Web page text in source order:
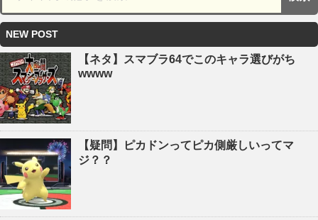
NEW POST
【ネタ】スマブラ64でこのキャラ選びがち
wwww
【疑問】ピカドンってピカ側厳しいってマ
ジ？？